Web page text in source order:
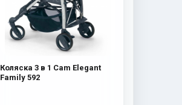
Коляска 3 в 1 Cam Elegant
Family 592